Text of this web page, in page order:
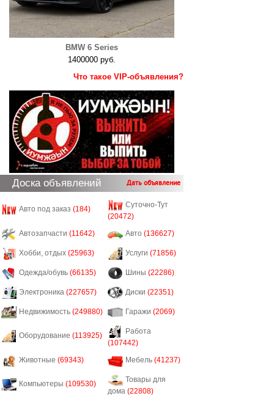
BMW 6 Series
1400000 руб.
Что такое VIP-объявления?
Доска объявлений Дать объявление
Авто под заказ (184)
Суточно-Тут
(20472)
Автозапчасти (11642) Авто (136627)
Хобби, отдых (25963) Услуги (71856)
Одежда/обувь (66135) Шины (22286)
Электроника (227657) Диски (22351)
Недвижимость (249880) Гаражи (2069)
Оборудование (113925)
Работа
(107442)
Животные (69343) Мебель (41237)
Компьютеры (109530)
Товары для
дома (22808)